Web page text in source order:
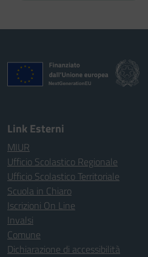
Link Esterni
MIUR
Ufficio Scolastico Regionale
Ufficio Scolastico Territoriale
Scuola in Chiaro
Iscrizioni On Line
Invalsi
Comune
Dichiarazione di accessibilità